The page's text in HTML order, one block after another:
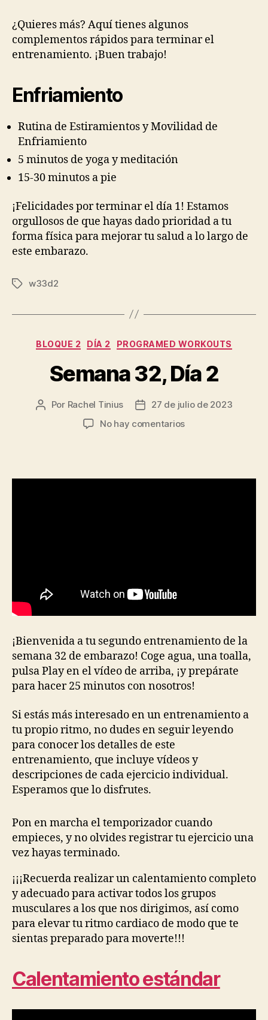
¿Quieres más? Aquí tienes algunos
complementos rápidos para terminar el
entrenamiento. ¡Buen trabajo!
Enfriamiento
Rutina de Estiramientos y Movilidad de
Enfriamiento
5 minutos de yoga y meditación
15-30 minutos a pie
¡Felicidades por terminar el día 1! Estamos
orgullosos de que hayas dado prioridad a tu
forma física para mejorar tu salud a lo largo de
este embarazo.
Etiquetas
w33d2
Categorías
BLOQUE 2 DÍA 2 PROGRAMED WORKOUTS
Semana 32, Día 2
Autor
Por Rachel Tinius
Fecha27 de julio de 2023
No hay comentariosen
2
¡Bienvenida a tu segundo entrenamiento de la
semana 32 de embarazo! Coge agua, una toalla,
pulsa Play en el vídeo de arriba, ¡y prepárate
para hacer 25 minutos con nosotros!
Si estás más interesado en un entrenamiento a
tu propio ritmo, no dudes en seguir leyendo
para conocer los detalles de este
entrenamiento, que incluye vídeos y
descripciones de cada ejercicio individual.
Esperamos que lo disfrutes.
Pon en marcha el temporizador cuando
empieces, y no olvides registrar tu ejercicio una
vez hayas terminado.
¡¡¡Recuerda realizar un calentamiento completo
y adecuado para activar todos los grupos
musculares a los que nos dirigimos, así como
para elevar tu ritmo cardiaco de modo que te
sientas preparado para moverte!!!
Calentamiento estándar